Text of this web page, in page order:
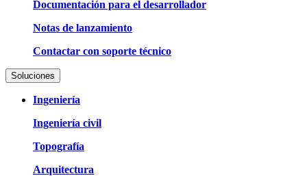
Documentación para el desarrollador
Notas de lanzamiento
Contactar con soporte técnico
Soluciones
Ingeniería
Ingeniería civil
Topografía
Arquitectura